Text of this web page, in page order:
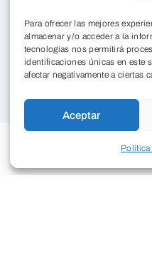
Para ofrecer las mejores
almacenar y/o acceder a la
tecnologías nos permitirá
identificaciones únicas en este
afectar negativamente a ciertas
Aceptar